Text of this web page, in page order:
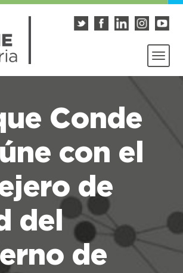
Conde
con el
de
del
de